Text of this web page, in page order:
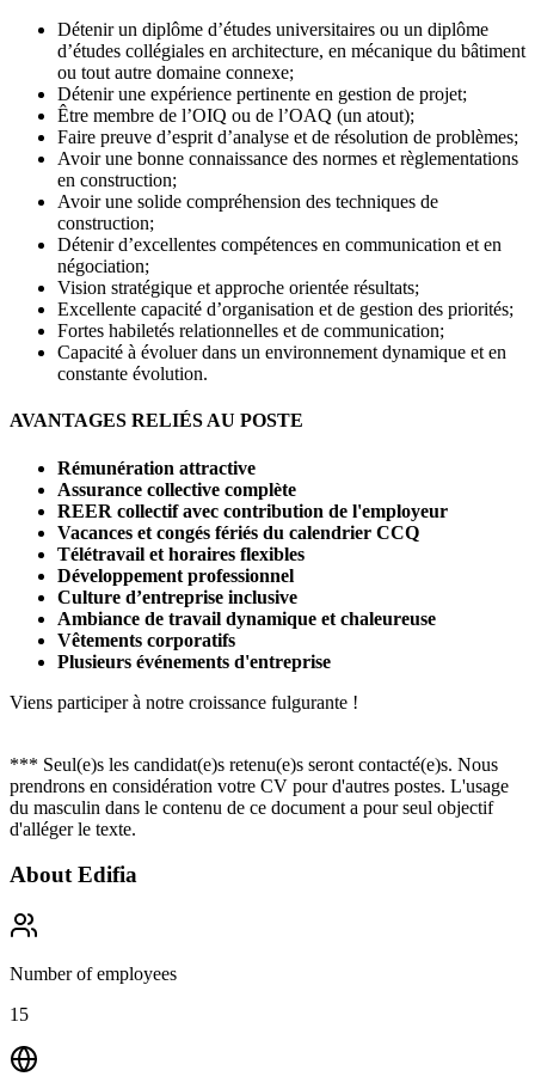
Détenir un diplôme d’études universitaires ou un diplôme
d’études collégiales en architecture, en mécanique du bâtiment
ou tout autre domaine connexe;
Détenir une expérience pertinente en gestion de projet;
Être membre de l’OIQ ou de l’OAQ (un atout);
Faire preuve d’esprit d’analyse et de résolution de problèmes;
Avoir une bonne connaissance des normes et règlementations
en construction;
Avoir une solide compréhension des techniques de
construction;
Détenir d’excellentes compétences en communication et en
négociation;
Vision stratégique et approche orientée résultats;
Excellente capacité d’organisation et de gestion des priorités;
Fortes habiletés relationnelles et de communication;
Capacité à évoluer dans un environnement dynamique et en
constante évolution.
AVANTAGES RELIÉS AU POSTE
Rémunération attractive
Assurance collective complète
REER collectif avec contribution de l'employeur
Vacances et congés fériés du calendrier CCQ
Télétravail et horaires flexibles
Développement professionnel
Culture d’entreprise inclusive
Ambiance de travail dynamique et chaleureuse
Vêtements corporatifs
Plusieurs événements d'entreprise
Viens participer à notre croissance fulgurante !
*** Seul(e)s les candidat(e)s retenu(e)s seront contacté(e)s. Nous
prendrons en considération votre CV pour d'autres postes. L'usage
du masculin dans le contenu de ce document a pour seul objectif
d'alléger le texte.
About Edifia
Number of employees
15